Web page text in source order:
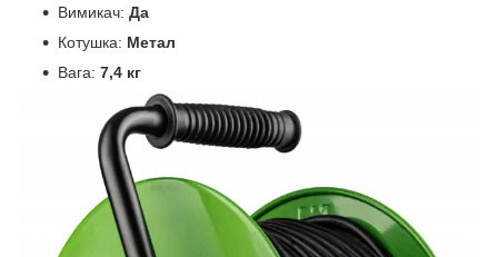
Вимикач: Да
Котушка: Метал
Вага: 7,4 кг